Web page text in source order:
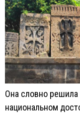
Она словно решила
национальном